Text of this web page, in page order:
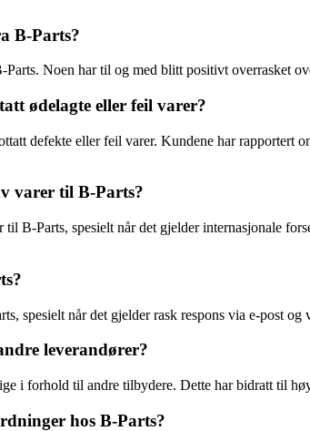
B-Parts?
Noen har til og med blitt positivt overrasket
ødelagte eller feil varer?
defekte eller feil varer. Kundene har rapportert
varer til B-Parts?
Parts, spesielt når det gjelder internasjonale
spesielt når det gjelder rask respons via e-post
leverandører?
i forhold til andre tilbydere. Dette har bidratt til
hos B-Parts?